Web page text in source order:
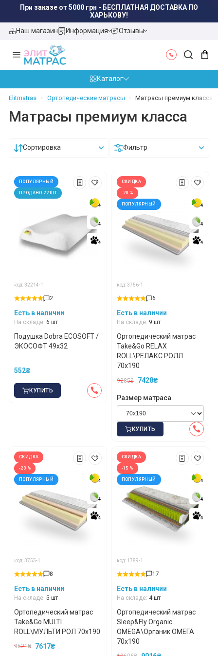
При заказе от 5000 грн - БЕСПЛАТНАЯ ДОСТАВКА ПО
ХАРЬКОВУ!
Наш магазин
Информация Отзывы
Каталог
Elitmatras Ортопедические матрасы Матрасы премиум класса
Матрасы премиум класса
Сортировка Фильтр
4
4
4
ПОПУЛЯРНЫЙ
ПРОДАНО 22 ШТ
код: 32214-1
2
Есть в наличии
На складе: 6 шт
4
4
4
Подушка Dobra ECOSOFT /
ЭКОСОФТ 49x32
552₴
КУПИТЬ
4
4
4
СКИДКА
-20 %
ПОПУЛЯРНЫЙ
код: 3756-1
6
Есть в наличии
На складе: 9 шт
4
4
4
Ортопедический матрас
Take&Go RELAX
ROLL\РЕЛАКС РОЛЛ
70x190
9285₴ 7428₴
Размер матраса
КУПИТЬ
4
4
4
СКИДКА
-20 %
ПОПУЛЯРНЫЙ
код: 3755-1
8
Есть в наличии
На складе: 5 шт
4
4
4
Ортопедический матрас
Take&Go MULTI
ROLL\МУЛЬТИ РОЛ 70x190
9521₴ 7617₴
4
4
4
СКИДКА
-15 %
ПОПУЛЯРНЫЙ
код: 1789-1
17
Есть в наличии
На складе: 4 шт
4
4
4
Ортопедический матрас
Sleep&Fly Organic
OMEGA\Органик ОМЕГА
70x190